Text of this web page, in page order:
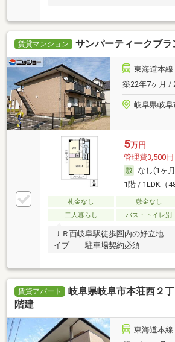
賃貸マンション サンパーティークブラ
東海道本線
築22年7ヶ月 /
岐阜県岐阜
5万円
管理費3,500円
なし(1ヶ
1階 / 1LDK（
礼金なし 敷金なし
二人暮らし
バス・トイレ別
ＪＲ西岐阜駅徒歩圏内の好立
イプ 駐車場契約必須
賃貸アパート
岐阜県岐阜市本荘西２
階建
東海道本線